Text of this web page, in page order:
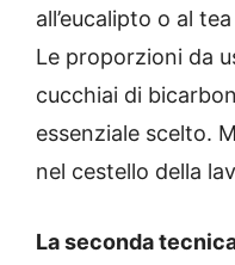
all’eucalipto o al
Le proporzioni da
cucchiai di
essenziale scelto.
nel cestello della
La seconda